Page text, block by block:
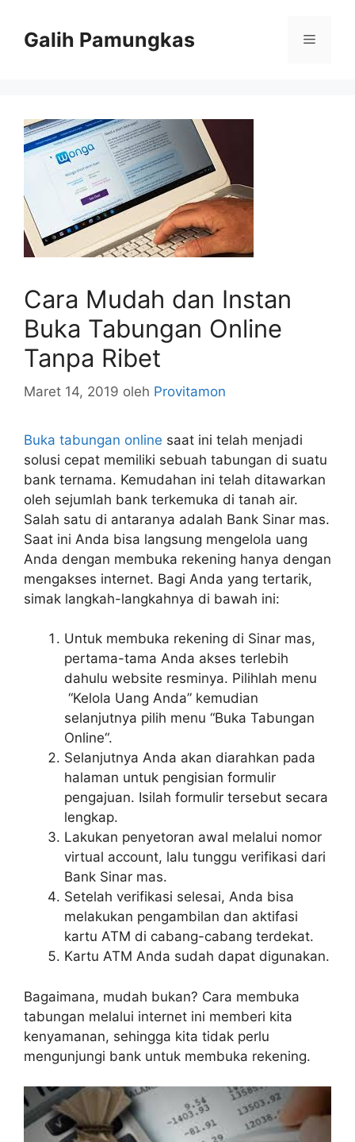
Galih Pamungkas Menu
Cara Mudah dan Instan
Buka Tabungan Online
Tanpa Ribet
Maret 14, 2019 oleh Provitamon
Buka tabungan online saat ini telah menjadi
solusi cepat memiliki sebuah tabungan di suatu
bank ternama. Kemudahan ini telah ditawarkan
oleh sejumlah bank terkemuka di tanah air.
Salah satu di antaranya adalah Bank Sinar mas.
Saat ini Anda bisa langsung mengelola uang
Anda dengan membuka rekening hanya dengan
mengakses internet. Bagi Anda yang tertarik,
simak langkah-langkahnya di bawah ini:
Untuk membuka rekening di Sinar mas,
pertama-tama Anda akses terlebih
dahulu website resminya. Pilihlah menu
“Kelola Uang Anda” kemudian
selanjutnya pilih menu “Buka Tabungan
Online“.
Selanjutnya Anda akan diarahkan pada
halaman untuk pengisian formulir
pengajuan. Isilah formulir tersebut secara
lengkap.
Lakukan penyetoran awal melalui nomor
virtual account, lalu tunggu verifikasi dari
Bank Sinar mas.
Setelah verifikasi selesai, Anda bisa
melakukan pengambilan dan aktifasi
kartu ATM di cabang-cabang terdekat.
Kartu ATM Anda sudah dapat digunakan.
Bagaimana, mudah bukan? Cara membuka
tabungan melalui internet ini memberi kita
kenyamanan, sehingga kita tidak perlu
mengunjungi bank untuk membuka rekening.